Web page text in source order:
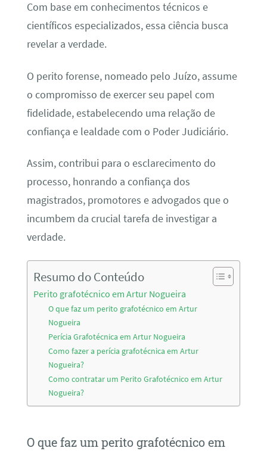
Com base em conhecimentos técnicos e
científicos especializados, essa ciência busca
revelar a verdade.
O perito forense, nomeado pelo Juízo, assume
o compromisso de exercer seu papel com
fidelidade, estabelecendo uma relação de
confiança e lealdade com o Poder Judiciário.
Assim, contribui para o esclarecimento do
processo, honrando a confiança dos
magistrados, promotores e advogados que o
incumbem da crucial tarefa de investigar a
verdade.
Resumo do Conteúdo
Perito grafotécnico em Artur Nogueira
O que faz um perito grafotécnico em Artur
Nogueira
Perícia Grafotécnica em Artur Nogueira
Como fazer a perícia grafotécnica em Artur
Nogueira?
Como contratar um Perito Grafotécnico em Artur
Nogueira?
O que faz um perito grafotécnico em